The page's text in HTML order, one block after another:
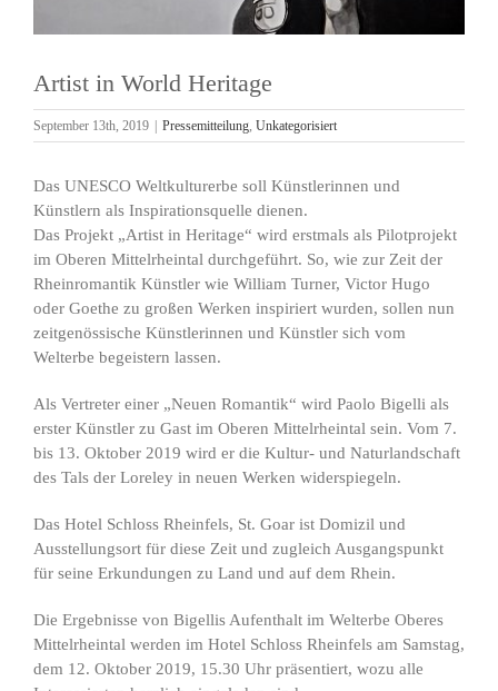
Artist in World Heritage
September 13th, 2019 Pressemitteilung, Unkategorisiert
Das UNESCO Weltkulturerbe soll Künstlerinnen und
Künstlern als Inspirationsquelle dienen.
Das Projekt „Artist in Heritage“ wird erstmals als Pilotprojekt
im Oberen Mittelrheintal durchgeführt. So, wie zur Zeit der
Rheinromantik Künstler wie William Turner, Victor Hugo
oder Goethe zu großen Werken inspiriert wurden, sollen nun
zeitgenössische Künstlerinnen und Künstler sich vom
Welterbe begeistern lassen.
Als Vertreter einer „Neuen Romantik“ wird Paolo Bigelli als
erster Künstler zu Gast im Oberen Mittelrheintal sein. Vom 7.
bis 13. Oktober 2019 wird er die Kultur- und Naturlandschaft
des Tals der Loreley in neuen Werken widerspiegeln.
Das Hotel Schloss Rheinfels, St. Goar ist Domizil und
Ausstellungsort für diese Zeit und zugleich Ausgangspunkt
für seine Erkundungen zu Land und auf dem Rhein.
Die Ergebnisse von Bigellis Aufenthalt im Welterbe Oberes
Mittelrheintal werden im Hotel Schloss Rheinfels am Samstag,
dem 12. Oktober 2019, 15.30 Uhr präsentiert, wozu alle